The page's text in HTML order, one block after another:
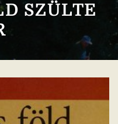
SZÜLTE